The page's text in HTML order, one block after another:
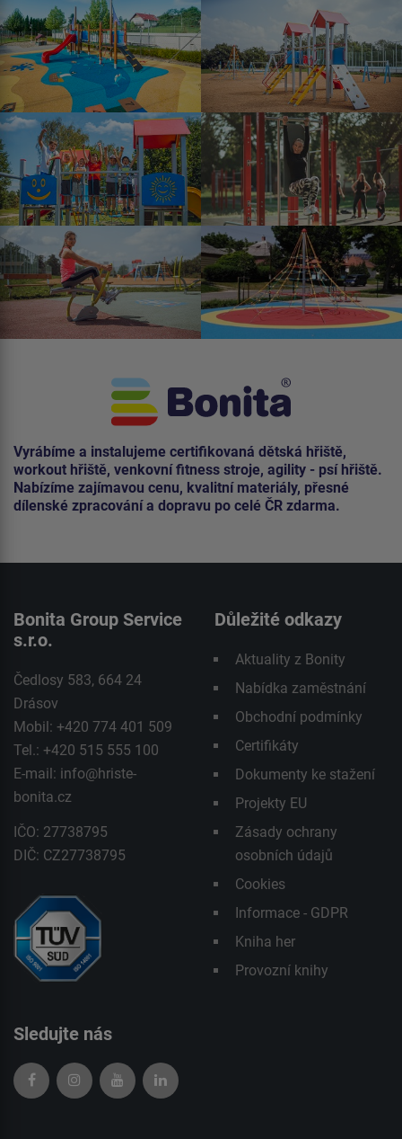
Vyrábíme a instalujeme certifikovaná dětská hřiště,
workout hřiště, venkovní fitness stroje, agility - psí hřiště.
Nabízíme zajímavou cenu, kvalitní materiály, přesné
dílenské zpracování a dopravu po celé ČR zdarma.
Bonita Group Service
s.r.o.
Čedlosy 583, 664 24
Drásov
Mobil: +420 774 401 509
Tel.: +420 515 555 100
E-mail: info@hriste-
bonita.cz
IČO: 27738795
DIČ: CZ27738795
Důležité odkazy
Aktuality z Bonity
Nabídka zaměstnání
Obchodní podmínky
Certifikáty
Dokumenty ke stažení
Projekty EU
Zásady ochrany
osobních údajů
Cookies
Informace - GDPR
Kniha her
Provozní knihy
Sledujte nás